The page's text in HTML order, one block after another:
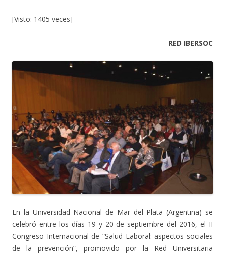
[Visto: 1405 veces]
RED IBERSOC
En la Universidad Nacional de Mar del Plata (Argentina) se
celebró entre los días 19 y 20 de septiembre del 2016, el II
Congreso Internacional de “Salud Laboral: aspectos sociales
de la prevención”, promovido por la Red Universitaria